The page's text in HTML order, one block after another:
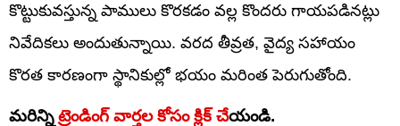
కొట్టుకువస్తున్న పాములు కొరకడం వల్ల కొందరు గాయపడినట్లు
నివేదికలు అందుతున్నాయి. వరద తీవ్రత, వైద్య సహాయం
కొరత కారణంగా స్థానికుల్లో భయం మరింత పెరుగుతోంది.
మరిన్నిట్రెండింగ్ వార్తల కోసం క్లిక్ చేయండి.